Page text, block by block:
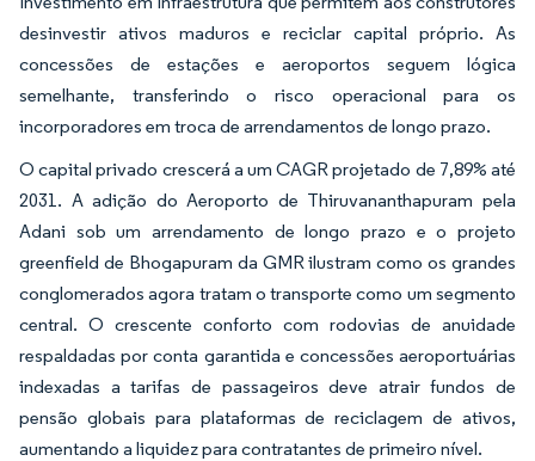
desinvestir ativos maduros e reciclar capital próprio. As
concessões de estações e aeroportos seguem lógica
semelhante, transferindo o risco operacional para os
incorporadores em troca de arrendamentos de longo prazo.
O capital privado crescerá a um CAGR projetado de 7,89% até
2031. A adição do Aeroporto de Thiruvananthapuram pela
Adani sob um arrendamento de longo prazo e o projeto
greenfield de Bhogapuram da GMR ilustram como os grandes
conglomerados agora tratam o transporte como um segmento
central. O crescente conforto com rodovias de anuidade
respaldadas por conta garantida e concessões aeroportuárias
indexadas a tarifas de passageiros deve atrair fundos de
pensão globais para plataformas de reciclagem de ativos,
aumentando a liquidez para contratantes de primeiro nível.